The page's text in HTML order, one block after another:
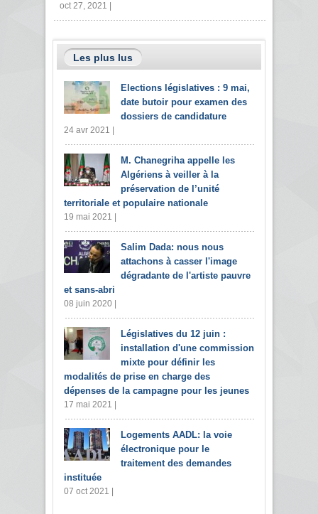
oct 27, 2021 |
Les plus lus
Elections législatives : 9 mai,
date butoir pour examen des
dossiers de candidature
24 avr 2021 |
M. Chanegriha appelle les
Algériens à veiller à la
préservation de l’unité
territoriale et populaire nationale
19 mai 2021 |
Salim Dada: nous nous
attachons à casser l'image
dégradante de l'artiste pauvre
et sans-abri
08 juin 2020 |
Législatives du 12 juin :
installation d'une commission
mixte pour définir les
modalités de prise en charge des
dépenses de la campagne pour les jeunes
17 mai 2021 |
Logements AADL: la voie
électronique pour le
traitement des demandes
instituée
07 oct 2021 |